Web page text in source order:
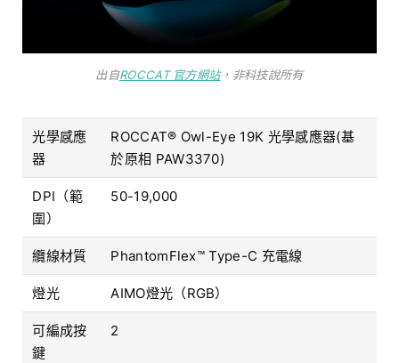
出自ROCCAT 官方網站，非科技說所有
光學感應
器
ROCCAT® Owl-Eye 19K 光學感應器(基
於原相 PAW3370)
DPI（範
圍）
50-19,000
纜線材質 PhantomFlex™ Type-C 充電線
燈光 AIMO燈光（RGB）
​​可編成按
鍵
2